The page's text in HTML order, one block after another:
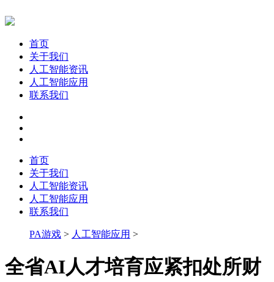
首页
关于我们
人工智能资讯
人工智能应用
联系我们
首页
关于我们
人工智能资讯
人工智能应用
联系我们
PA游戏 > 人工智能应用 >
全省AI人才培育应紧扣处所财